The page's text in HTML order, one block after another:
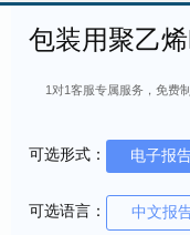
包装用聚乙
1对1客服专属服务，免费
可选形式： 电子报
可选语言： 中文报